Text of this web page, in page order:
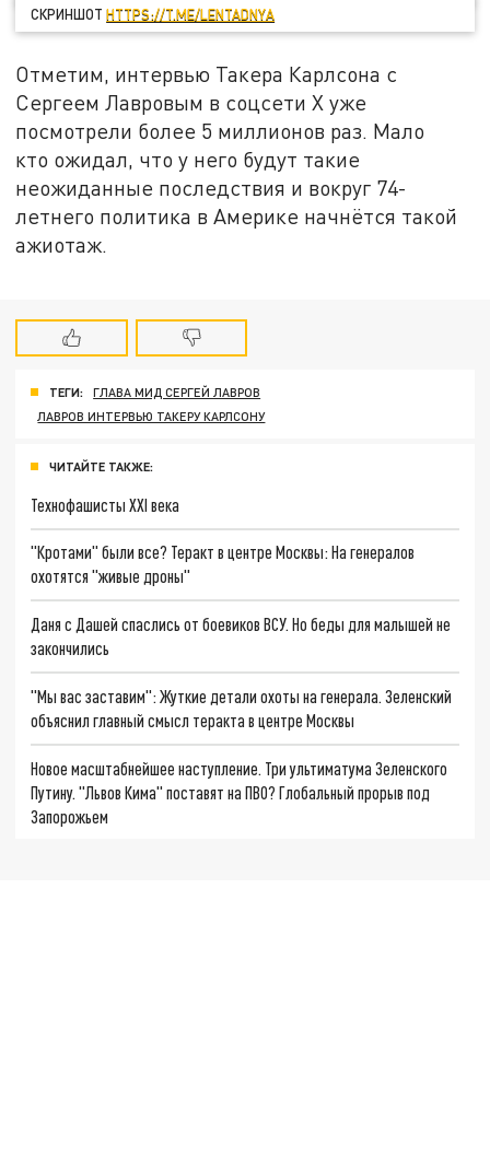
СКРИНШОТHTTPS://T.ME/LENTADNYA
Отметим, интервью Такера Карлсона с
Сергеем Лавровым в соцсети X уже
посмотрели более 5 миллионов раз. Мало
кто ожидал, что у него будут такие
неожиданные последствия и вокруг 74-
летнего политика в Америке начнётся такой
ажиотаж.
ТЕГИ:
ГЛАВА МИД СЕРГЕЙ ЛАВРОВ
ЛАВРОВ ИНТЕРВЬЮ ТАКЕРУ КАРЛСОНУ
ЧИТАЙТЕ ТАКЖЕ:
Технофашисты XXI века
"Кротами" были все? Теракт в центре Москвы: На генералов
охотятся "живые дроны"
Даня с Дашей спаслись от боевиков ВСУ. Но беды для малышей не
закончились
"Мы вас заставим": Жуткие детали охоты на генерала. Зеленский
объяснил главный смысл теракта в центре Москвы
Новое масштабнейшее наступление. Три ультиматума Зеленского
Путину. "Львов Кима" поставят на ПВО? Глобальный прорыв под
Запорожьем